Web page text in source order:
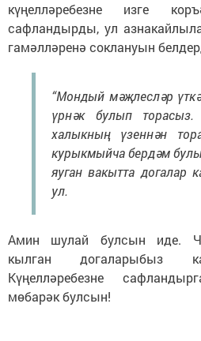
күңелләребезне изге
сафландырды, ул
гамәлләренә соклануын
“Мондый мәҗлесләр
үрнәк булып торасыз.
халыкның үзеннән
курыкмыйча бердәм
яуган вакытта догалар
ул.
Амин шулай булсын иде.
кылган догаларыбыз
Күңелләребезне
мөбарәк булсын!